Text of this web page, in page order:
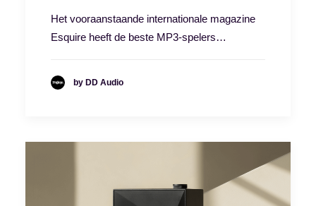
Het vooraanstaande internationale magazine
Esquire heeft de beste MP3-spelers…
by DD Audio